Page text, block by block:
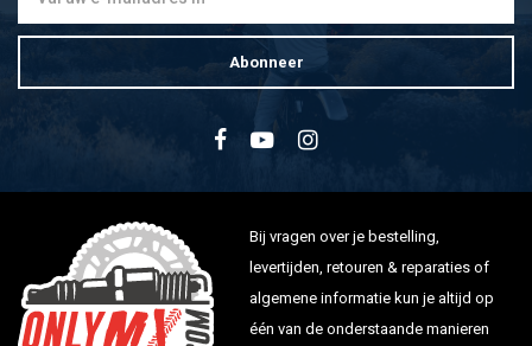
Abonneer
Bij vragen over je bestelling,
levertijden, retouren & reparaties of
algemene informatie kun je altijd op
één van de onderstaande manieren